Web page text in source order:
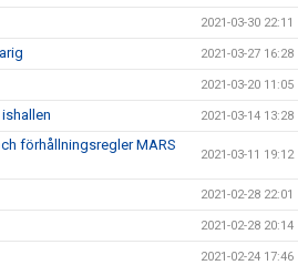
2021-03-30 22:11
2021-03-27 16:28
2021-03-20 11:05
2021-03-14 13:28
förhållningsregler MARS
2021-03-11 19:12
2021-02-28 22:01
2021-02-28 20:14
2021-02-24 17:46